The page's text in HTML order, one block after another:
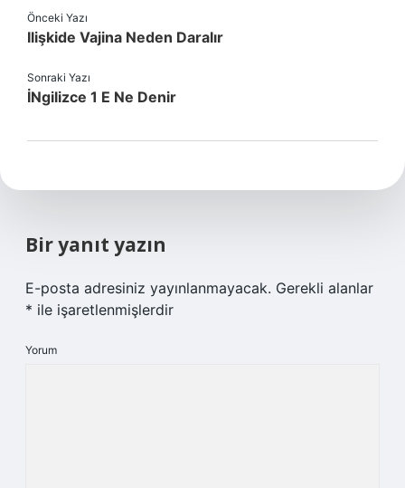
Önceki Yazı
Ilişkide Vajina Neden Daralır
Sonraki Yazı
İNgilizce 1 E Ne Denir
Bir yanıt yazın
E-posta adresiniz yayınlanmayacak. Gerekli alanlar
* ile işaretlenmişlerdir
Yorum